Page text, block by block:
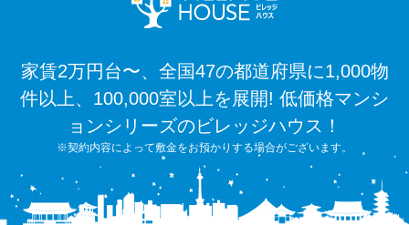
家賃2万円台〜、全国47の都道府県に1,000物
件以上、100,000室以上を展開! 低価格マンシ
ョンシリーズのビレッジハウス！
※契約内容によって敷金をお預かりする場合がございます。